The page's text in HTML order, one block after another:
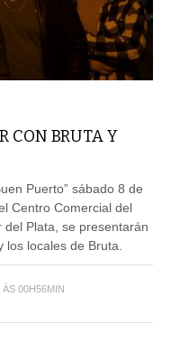
CON BRUTA Y
Puerto” sábado 8 de
Centro Comercial del
Plata, se presentarán
locales de Bruta.
00H56MIN